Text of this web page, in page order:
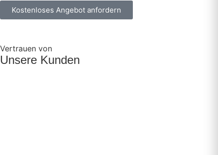
Kostenloses Angebot anfordern
Vertrauen von
Unsere Kunden